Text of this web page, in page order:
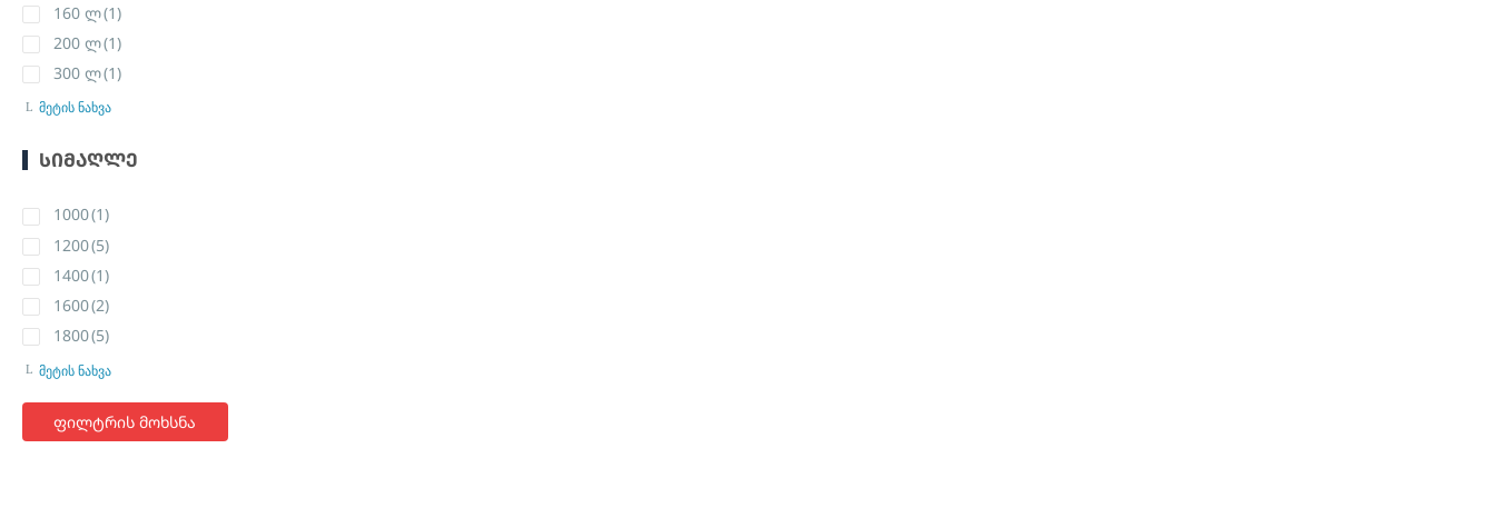
160 ლ(1)
200 ლ(1)
300 ლ(1)
მეტის ნახვა
ᲡᲘᲛᲐᲦᲚᲔ
1000(1)
1200(5)
1400(1)
1600(2)
1800(5)
მეტის ნახვა
ფილტრის მოხსნა